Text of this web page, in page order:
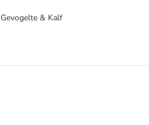
Gevogelte & Kalf